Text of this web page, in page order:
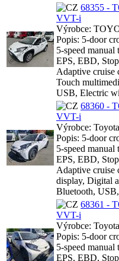
68355 -
VVT-i
Výrobce:
Popis: 5-door
5-speed
EPS, EBD,
Adaptive cruise
Touch
USB, Electric
68360 -
VVT-i
Výrobce:
Popis: 5-door
5-speed
EPS, EBD,
Adaptive cruise
display, Digital
Bluetooth,
68361 -
VVT-i
Výrobce:
Popis: 5-door
5-speed
EPS, EBD,